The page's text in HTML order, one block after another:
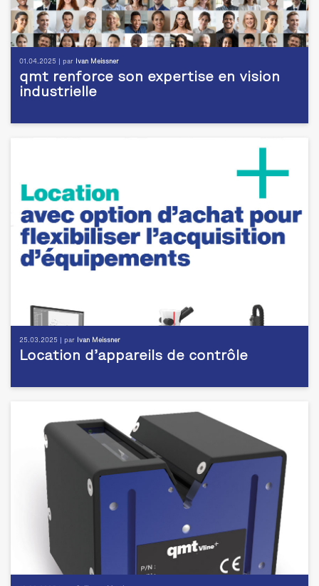
01.04.2025 | par Ivan Meissner
qmt renforce son expertise en vision
industrielle
25.03.2025 | par Ivan Meissner
Location d’appareils de contrôle